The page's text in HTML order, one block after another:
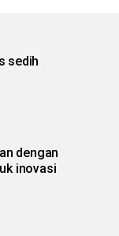
sedih
dengan
inovasi